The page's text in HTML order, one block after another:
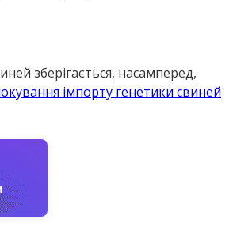
зберігається, насамперед,
імпорту генетики свиней